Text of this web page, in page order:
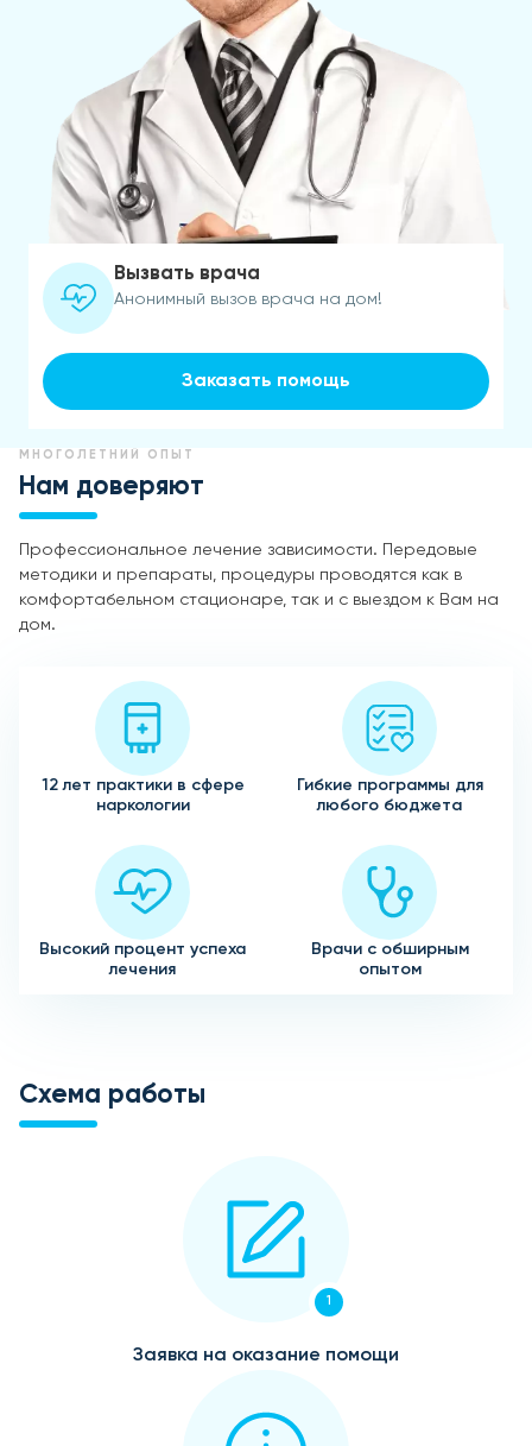
Вызвать врача
Анонимный вызов врача на дом!
Заказать помощь
МНОГОЛЕТНИЙ ОПЫТ
Нам доверяют
Профессиональное лечение зависимости. Передовые
методики и препараты, процедуры проводятся как в
комфортабельном стационаре, так и с выездом к Вам на
дом.
12 лет практики в сфере
наркологии
Гибкие программы для
любого бюджета
Высокий процент успеха
лечения
Врачи с обширным
опытом
Схема работы
1
Заявка на оказание помощи